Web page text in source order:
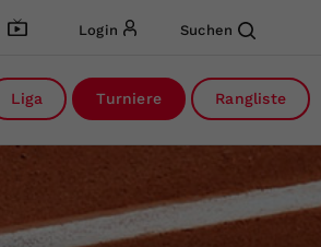
Login Suchen
Liga Turniere Rangliste